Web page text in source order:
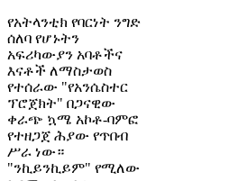
የአትላንቲክ የባርነት ንግድ
ሰለባ የሆኑትን
አፍሪካውያን አባቶችና
እናቶች ለማስታወስ
የተሰራው "የአንሴስተር
ፕሮጀክት" በጋናዊው
ቀራጭ ኳሜ አኮቶ-ባምፎ
የተዘጋጀ ሕያው የጥበብ
ሥራ ነው።
"ንኪይንኪይም" የሚለው